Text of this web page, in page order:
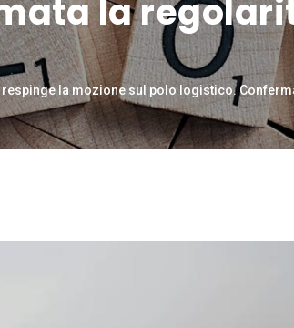
la
la mozione sul polo logistico.